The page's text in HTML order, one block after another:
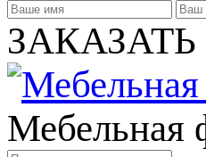
Мебельная